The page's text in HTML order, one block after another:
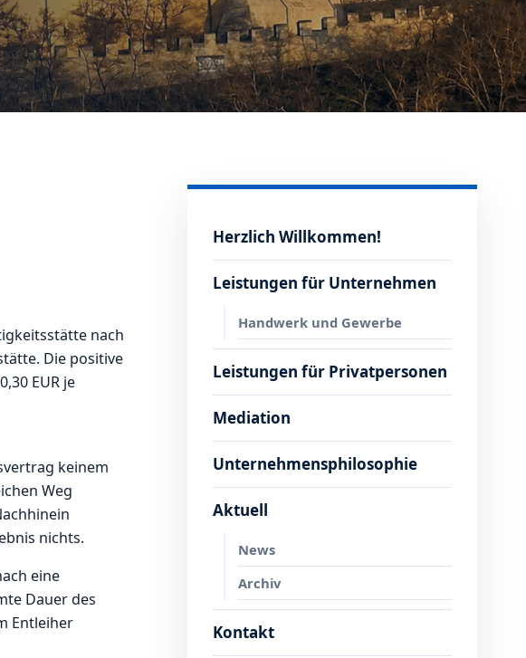
nach
Die positive
EUR je
keinem
Weg
nichts.
eine
Dauer des
Entleiher
Herzlich Willkommen!
Leistungen für Unternehmen
Handwerk und Gewerbe
Leistungen für Privatpersonen
Mediation
Unternehmensphilosophie
Aktuell
News
Archiv
Kontakt